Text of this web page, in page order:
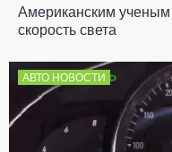
Американским ученым
скорость света
АВТО НОВОСТИ